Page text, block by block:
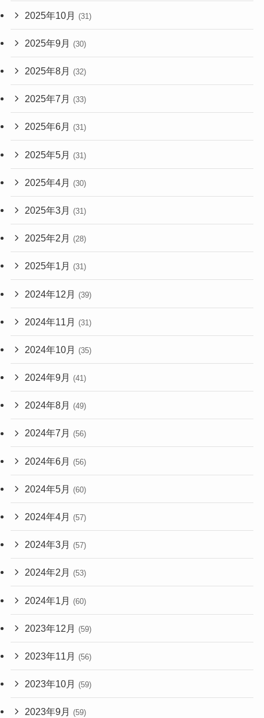
2025年10月 (31)
2025年9月 (30)
2025年8月 (32)
2025年7月 (33)
2025年6月 (31)
2025年5月 (31)
2025年4月 (30)
2025年3月 (31)
2025年2月 (28)
2025年1月 (31)
2024年12月 (39)
2024年11月 (31)
2024年10月 (35)
2024年9月 (41)
2024年8月 (49)
2024年7月 (56)
2024年6月 (56)
2024年5月 (60)
2024年4月 (57)
2024年3月 (57)
2024年2月 (53)
2024年1月 (60)
2023年12月 (59)
2023年11月 (56)
2023年10月 (59)
2023年9月 (59)